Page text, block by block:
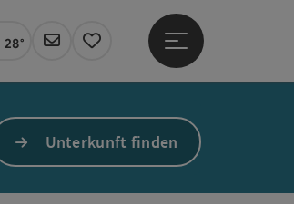
Aktuelles Wetter Linz, Sprühregen
28°
Newsletter
Merkzettel
Hauptmenü öffnen
Unterkunft finden